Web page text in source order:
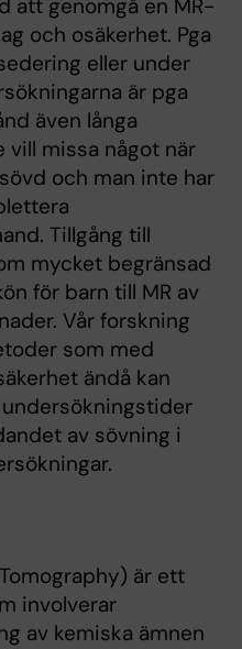
att genomgå en MR-
och osäkerhet. Pga
eller under
är pga
även långa
missa något när
och man inte har
Tillgång till
mycket begränsad
för barn till MR av
Vår forskning
som med
ändå kan
av sövning i
är ett
involverar
av kemiska ämnen